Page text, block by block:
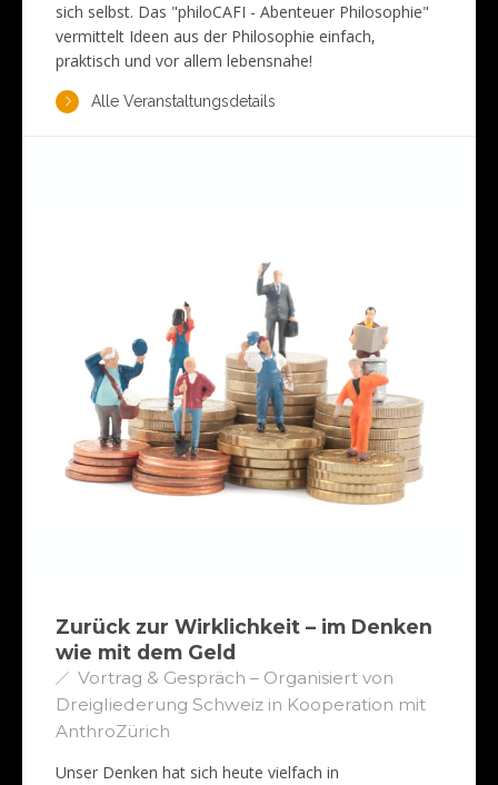
sich selbst. Das "philoCAFI - Abenteuer Philosophie"
vermittelt Ideen aus der Philosophie einfach,
praktisch und vor allem lebensnahe!
Alle Veranstaltungsdetails
Zurück zur Wirklichkeit – im Denken
wie mit dem Geld
Vortrag & Gespräch – Organisiert von
Dreigliederung Schweiz in Kooperation mit
AnthroZürich
Unser Denken hat sich heute vielfach in